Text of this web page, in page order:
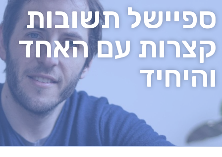
ספיישל תשובות
קצרות עם האחד
והיחיד